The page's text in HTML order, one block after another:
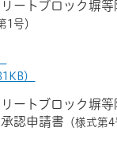
ートブロック塀
1号）
）
ートブロック塀
認申請書 （様式第4